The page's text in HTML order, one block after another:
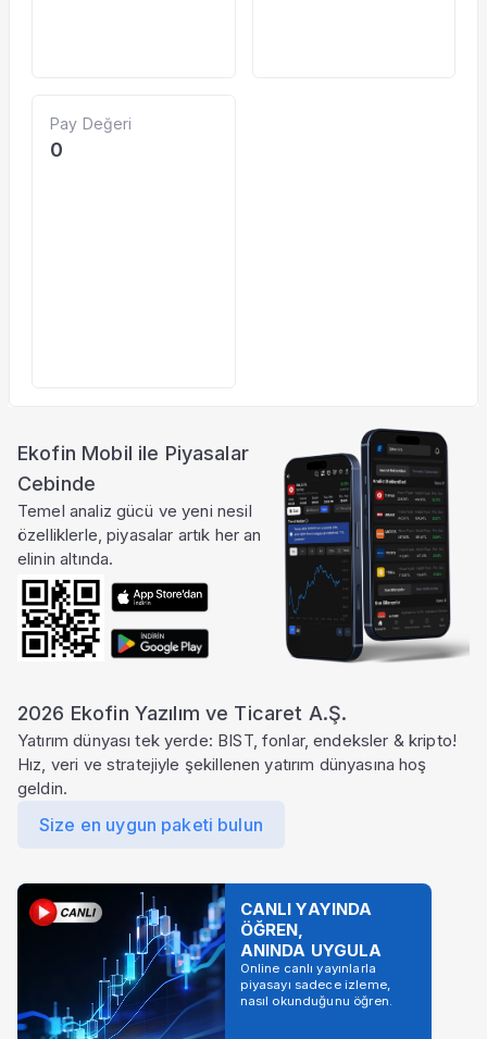
Pay Değeri
0
Ekofin Mobil ile Piyasalar
Cebinde
Temel analiz gücü ve yeni nesil
özelliklerle, piyasalar artık her an
elinin altında.
2026 Ekofin Yazılım ve Ticaret A.Ş.
Yatırım dünyası tek yerde: BIST, fonlar, endeksler & kripto!
Hız, veri ve stratejiyle şekillenen yatırım dünyasına hoş
geldin.
Size en uygun paketi bulun
CANLI YAYINDA
ÖĞREN,
ANINDA UYGULA
Online canlı yayınlarla
piyasayı sadece izleme,
nasıl okunduğunu öğren.